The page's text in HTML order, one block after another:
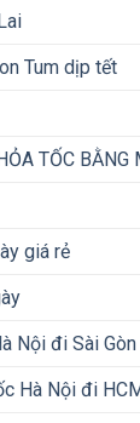
Tum dịp tết
TỐC BẰNG
giá rẻ
Nội đi Sài Gòn
Hà Nội đi